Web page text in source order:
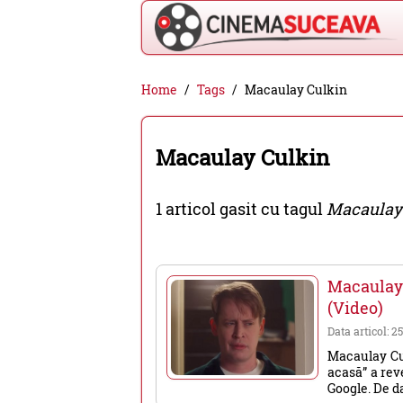
Cinema
Suceava
-
filme
cinema,
evenimente
din
Suceava
Home Tags Macaulay Culkin
Macaulay Culkin
1 articol gasit cu tagul
(Video)
Data articol:
Macaulay
acasă” a
Google. De